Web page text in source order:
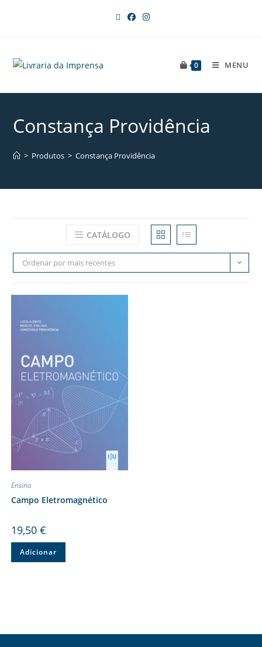
0 MENU
Constança Providência
> Produtos > Constança Providência
CATÁLOGO
Ordenar por mais recentes
Ensino
Campo Eletromagnético
19,50 €
Adicionar